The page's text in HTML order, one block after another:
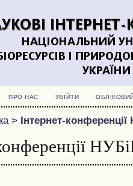
ПРО НАС УВІЙТИ
> Інтернет-